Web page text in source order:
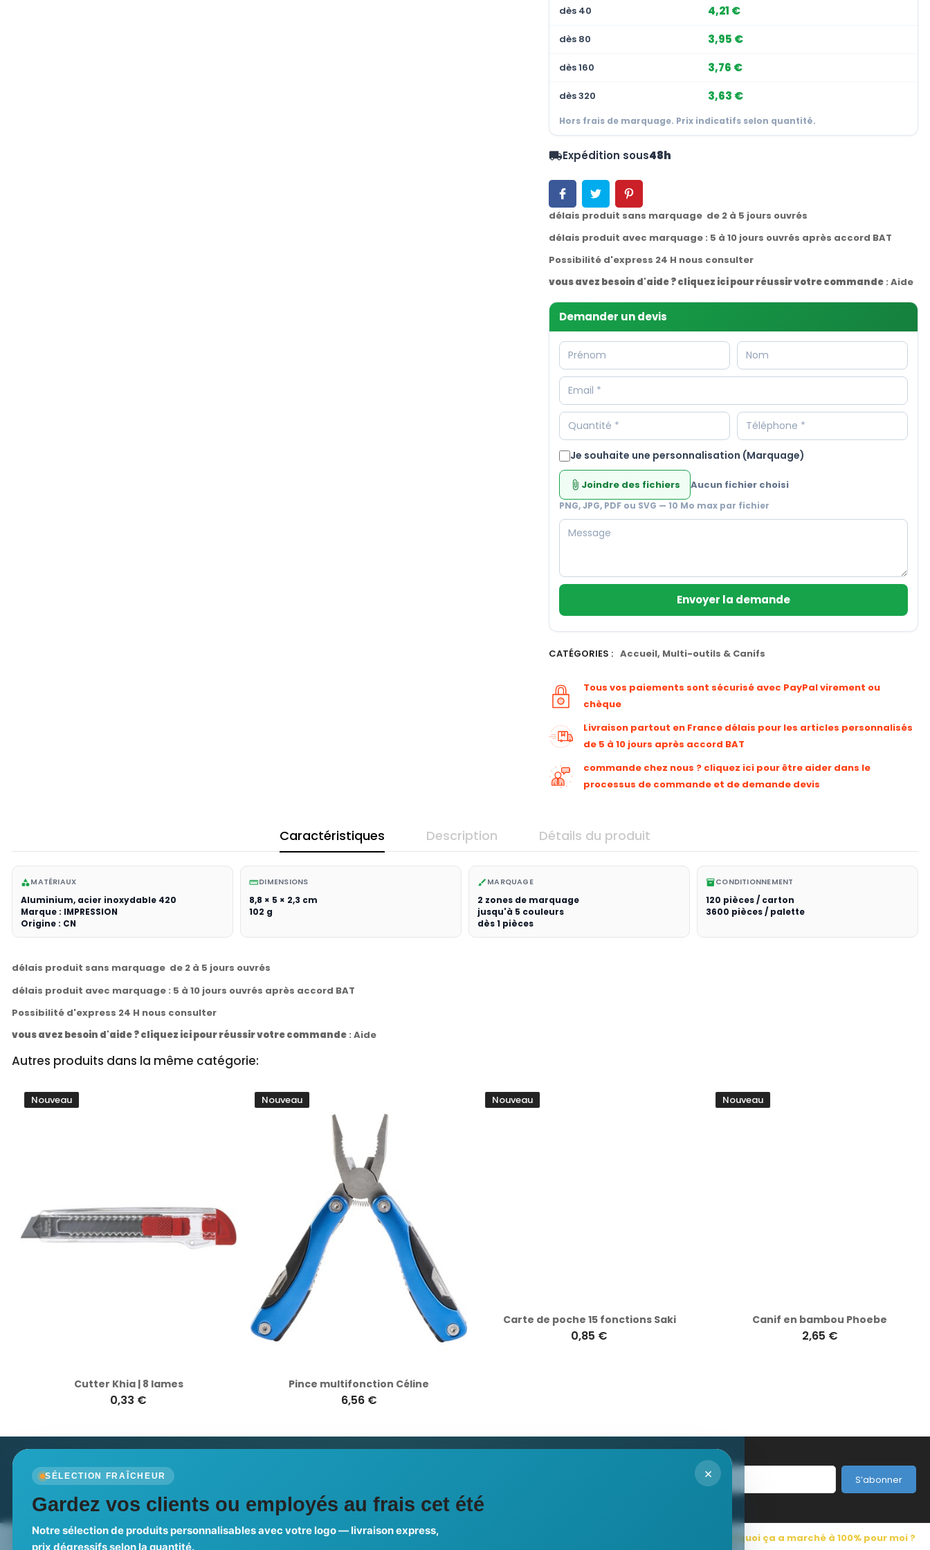
dès 40 4,21 €
dès 80 3,95 €
dès 160 3,76 €
dès 320 3,63 €
Hors frais de marquage. Prix indicatifs selon quantité.
local_shippingExpédition sous48h
délais produit sans marquage de 2 à 5 jours ouvrés
délais produit avec marquage : 5 à 10 jours ouvrés après accord BAT
Possibilité d'express 24 H nous consulter
vous avez besoin d'aide ? cliquez ici pour réussir votre commande: Aide
Demander un devis
Je souhaite une personnalisation (Marquage)
attach_file Joindre des fichiers Aucun fichier choisi
PNG, JPG, PDF ou SVG — 10 Mo max par fichier
Envoyer la demande
CATÉGORIES : Accueil, Multi-outils & Canifs
Tous vos paiements sont sécurisé avec PayPal virement ou
chèque
Livraison partout en France délais pour les articles personnalisés
de 5 à 10 jours après accord BAT
commande chez nous ? cliquez ici pour être aider dans le
processus de commande et de demande devis
Caractéristiques Description Détails du produit
categoryMATÉRIAUX
Aluminium, acier inoxydable 420
Marque : IMPRESSION
Origine : CN
straightenDIMENSIONS
8,8 × 5 × 2,3 cm
102 g
brush MARQUAGE
2 zones de marquage
jusqu'à 5 couleurs
dès 1 pièces
inventory_2CONDITIONNEMENT
120 pièces / carton
3600 pièces / palette
délais produit sans marquage de 2 à 5 jours ouvrés
délais produit avec marquage : 5 à 10 jours ouvrés après accord BAT
Possibilité d'express 24 H nous consulter
vous avez besoin d'aide ? cliquez ici pour réussir votre commande : Aide
Autres produits dans la même catégorie:
Nouveau
Cutter Khia | 8 lames
0,33 €
Nouveau
Pince multifonction Céline
6,56 €
Nouveau Nouveau
×
SÉLECTION FRAÎCHEUR
Gardez vos clients ou employés au frais cet été
Notre sélection de produits personnalisables avec votre logo — livraison express,
prix dégressifs selon la quantité.
Newsletter
S’abonner
Nos expertises & accompagnement
Pourquoi nous choisir ? Pourquoi ça a marché à 100% pour moi ?